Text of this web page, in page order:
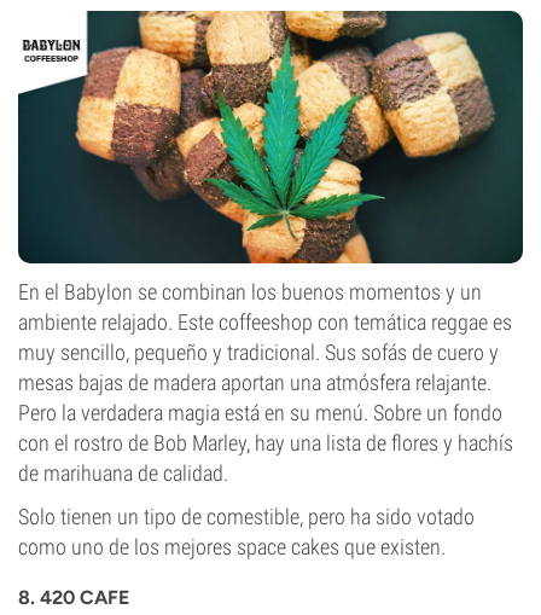
En el Babylon se combinan los buenos momentos y un
ambiente relajado. Este coffeeshop con temática reggae es
muy sencillo, pequeño y tradicional. Sus sofás de cuero y
mesas bajas de madera aportan una atmósfera relajante.
Pero la verdadera magia está en su menú. Sobre un fondo
con el rostro de Bob Marley, hay una lista de flores y hachís
de marihuana de calidad.
Solo tienen un tipo de comestible, pero ha sido votado
como uno de los mejores space cakes que existen.
8. 420 CAFE